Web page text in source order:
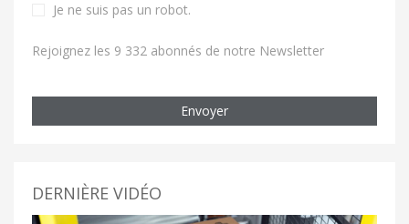
Je ne suis pas un robot.
Rejoignez les 9 332 abonnés de notre Newsletter
Envoyer
DERNIÈRE VIDÉO